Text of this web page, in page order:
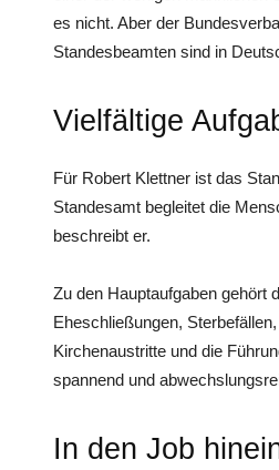
es nicht. Aber der
Standesbeamten sind in
Vielfältige
Für Robert Klettner ist das
Standesamt begleitet die
beschreibt er.
Zu den Hauptaufgaben ­gehört
Eheschließungen,
Kirchenaustritte und die
spannend und
In den Job